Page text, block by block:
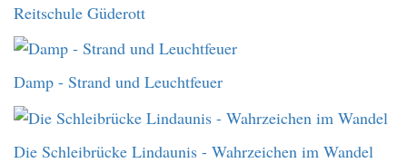
Reitschule Güderott
Damp - Strand und Leuchtfeuer
Die Schleibrücke Lindaunis - Wahrzeichen im Wandel